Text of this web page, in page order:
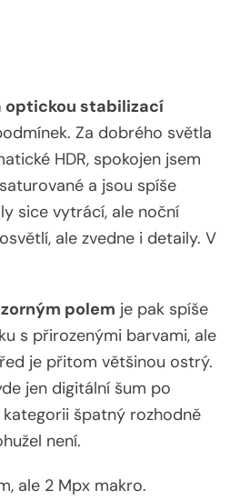
optickou stabilizací
Za dobrého světla
HDR, spokojen jsem
a jsou spíše
sice vytrácí, ale noční
ale zvedne i detaily. V
polem je pak spíše
s přirozenými barvami, ale
je přitom většinou ostrý.
jen digitální šum po
špatný rozhodně
není.
ale 2 Mpx makro.